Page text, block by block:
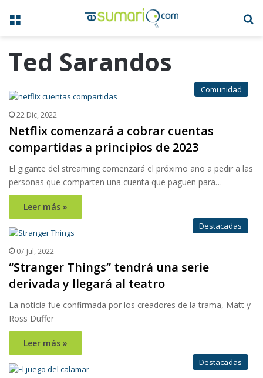
Menú
Ted Sarandos
Comunidad
22 Dic, 2022
Netflix comenzará a cobrar cuentas
compartidas a principios de 2023
El gigante del streaming comenzará el próximo año a pedir a las
personas que comparten una cuenta que paguen para…
Leer más »
Destacadas
07 Jul, 2022
“Stranger Things” tendrá una serie
derivada y llegará al teatro
La noticia fue confirmada por los creadores de la trama, Matt y
Ross Duffer
Leer más »
Destacadas